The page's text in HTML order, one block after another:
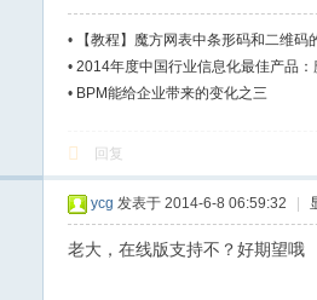
• 【教程】魔方网表中条形码和二维
• 2014年度中国行业信息化最佳产品
• BPM能给企业带来的变化之三
回复
ycg 发表于 2014-6-8 06:59:32
老大，在线版支持不？好期望哦